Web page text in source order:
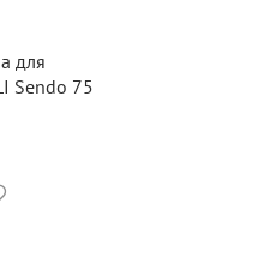
для
Sendo 75